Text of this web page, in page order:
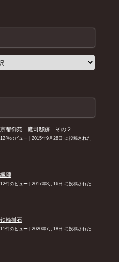
京都御苑 鷹司邸跡 その２
12件のビュー 2015年9月28日 に投稿された
織陣
12件のビュー 2017年8月16日 に投稿された
鉄輪掛石
11件のビュー 2020年7月18日 に投稿された